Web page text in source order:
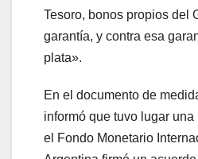
Tesoro, bonos propios del
garantía, y contra esa
plata».
En el documento de
informó que tuvo lugar
el Fondo Monetario